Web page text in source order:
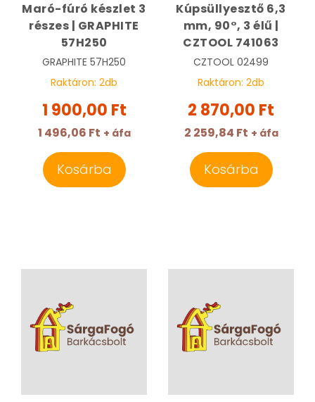
Maró-fúró készlet 3
részes | GRAPHITE
57H250
GRAPHITE 57H250
Raktáron: 2db
1 900,00 Ft
1 496,06 Ft + áfa
Kosárba
Kúpsüllyesztő 6,3
mm, 90°, 3 élű |
CZTOOL 741063
CZTOOL 02499
Raktáron: 2db
2 870,00 Ft
2 259,84 Ft + áfa
Kosárba